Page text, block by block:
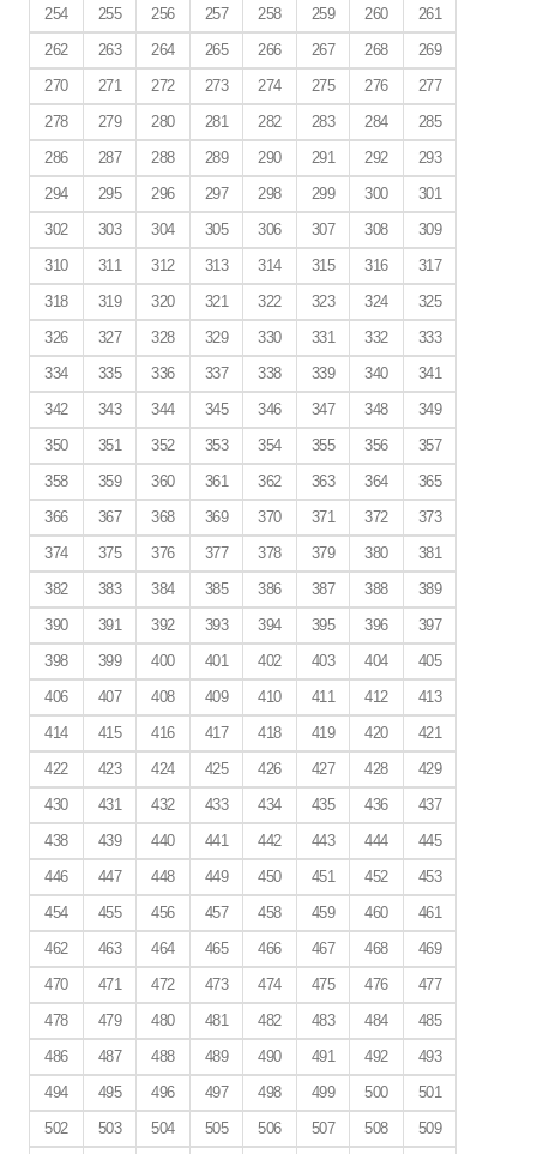
254
255 256 257 258 259 260
261
262
263 264 265 266 267 268
269
270
271 272 273 274 275 276
277
278
279 280 281 282 283 284
285
286
287 288 289 290 291 292
293
294
295 296 297 298 299 300
301
302
303 304 305 306 307 308
309
310
311 312 313 314 315 316
317
318
319 320 321 322 323 324
325
326
327 328 329 330 331 332
333
334
335 336 337 338 339 340
341
342
343 344 345 346 347 348
349
350
351 352 353 354 355 356
357
358
359 360 361 362 363 364
365
366
367 368 369 370 371 372
373
374
375 376 377 378 379 380
381
382
383 384 385 386 387 388
389
390
391 392 393 394 395 396
397
398
399 400 401 402 403 404
405
406
407 408 409 410 411 412
413
414
415 416 417 418 419 420
421
422
423 424 425 426 427 428
429
430
431 432 433 434 435 436
437
438
439 440 441 442 443 444
445
446
447 448 449 450 451 452
453
454
455 456 457 458 459 460
461
462
463 464 465 466 467 468
469
470
471 472 473 474 475 476
477
478
479 480 481 482 483 484
485
486
487 488 489 490 491 492
493
494
495 496 497 498 499 500
501
502
503 504 505 506 507 508
509